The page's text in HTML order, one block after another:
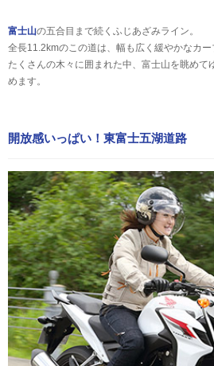
富士山の五合目まで続くふじあざみライン。
全長11.2kmのこの道は、幅も広く緩やかなカー
たくさんの木々に囲まれた中、富士山を眺めて
めます。
開放感いっぱい！東富士五湖道路